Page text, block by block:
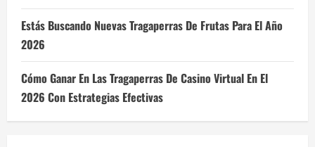
Estás Buscando Nuevas Tragaperras De Frutas Para El Año
2026
Cómo Ganar En Las Tragaperras De Casino Virtual En El
2026 Con Estrategias Efectivas